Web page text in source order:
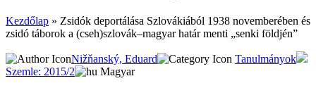
Kezdőlap » Zsidók deportálása Szlovákiából 1938 novemberében és
zsidó táborok a (cseh)szlovák–magyar határ menti „senki földjén”
Nižňanský, Eduard
Tanulmányok
Szemle: 2015/2
Magyar